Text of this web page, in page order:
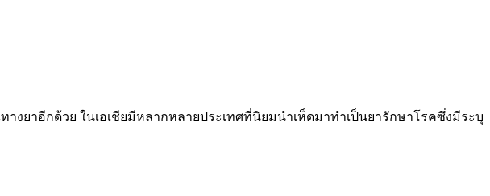
งยาอีกด้วย ในเอเชียมีหลากหลายประเทศที่นิยมนำเห็ดมาทำเป็นยารักษาโรคซึ่งมีระบุ